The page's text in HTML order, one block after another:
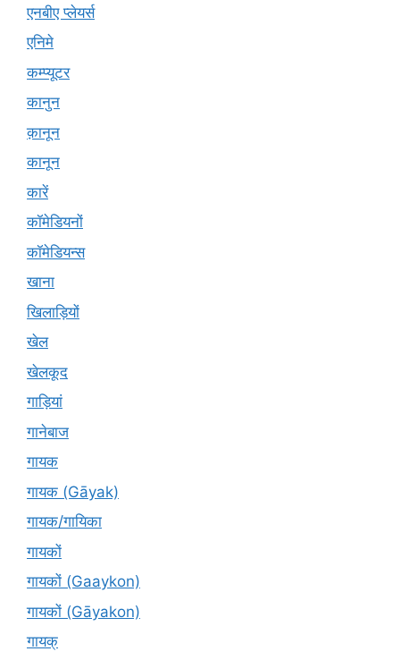
एनबीए प्लेयर्स
एनिमे
कम्प्यूटर
कानुन
क़ानून
कानून
कारें
कॉमेडियनों
कॉमेडियन्स
खाना
खिलाड़ियों
खेल
खेलकूद
गाड़ियां
गानेबाज
गायक
गायक (Gāyak)
गायक/गायिका
गायकों
गायकों (Gaaykon)
गायकों (Gāyakon)
गायक्